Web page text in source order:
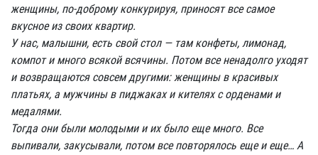
женщины, по-доброму конкурируя, приносят все самое
вкусное из своих квартир.
У нас, малышни, есть свой стол — там конфеты, лимонад,
компот и много всякой всячины. Потом все ненадолго уходят
и возвращаются совсем другими: женщины в красивых
платьях, а мужчины в пиджаках и кителях с орденами и
медалями.
Тогда они были молодыми и их было еще много. Все
выпивали, закусывали, потом все повторялось еще и еще… А